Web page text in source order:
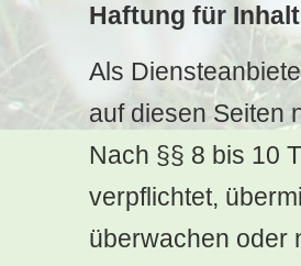
Haftung für
Als
auf diesen Seiten
Nach §§ 8 bis 10
verpflichtet,
überwachen oder